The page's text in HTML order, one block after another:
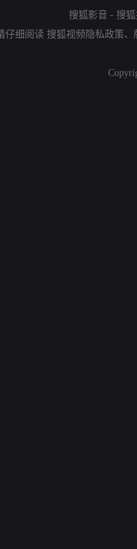
搜狐影音 - 搜
仔细阅读 搜狐视频隐私政策、